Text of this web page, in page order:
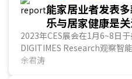
能家居业者发表
乐与居家健康是
2023年CES展会在1月6~8日
DIGITIMES Research观察智
持Matter的新品，如三星
余君涛